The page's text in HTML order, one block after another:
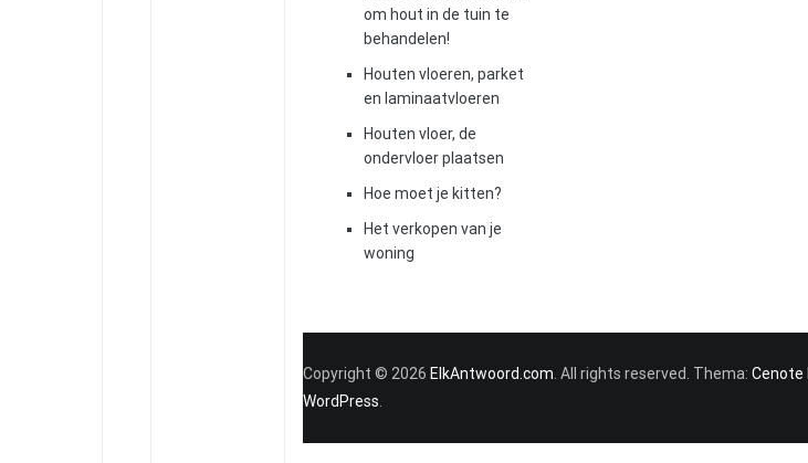
om hout in de tuin te
behandelen!
Houten vloeren, parket
en laminaatvloeren
Houten vloer, de
ondervloer plaatsen
Hoe moet je kitten?
Het verkopen van je
woning
Copyright © 2026 ElkAntwoord.com . All rights reserved. Thema: Cenote
WordPress